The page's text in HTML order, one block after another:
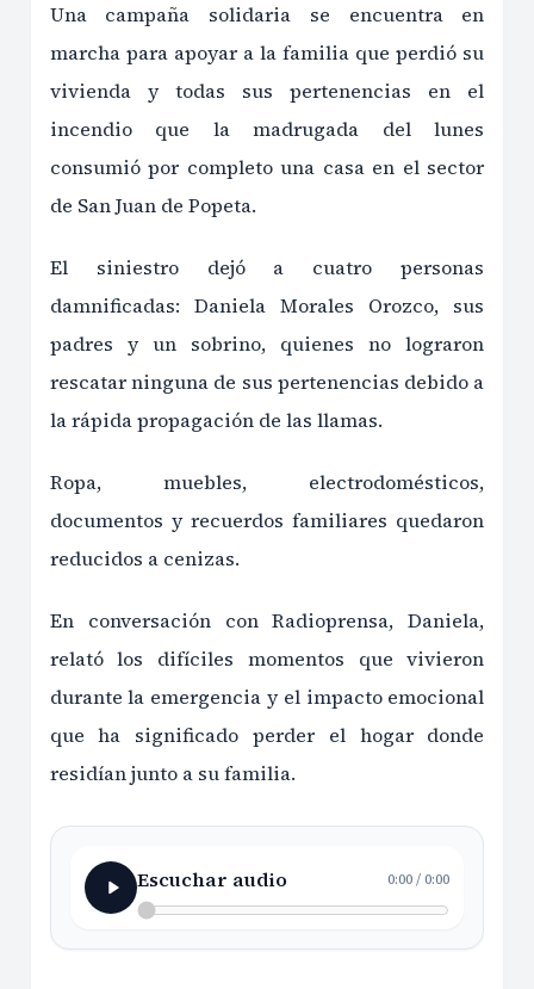
Una campaña solidaria se encuentra en
marcha para apoyar a la familia que perdió su
vivienda y todas sus pertenencias en el
incendio que la madrugada del lunes
consumió por completo una casa en el sector
de San Juan de Popeta.
El siniestro dejó a cuatro personas
damnificadas: Daniela Morales Orozco, sus
padres y un sobrino, quienes no lograron
rescatar ninguna de sus pertenencias debido a
la rápida propagación de las llamas.
Ropa, muebles, electrodomésticos,
documentos y recuerdos familiares quedaron
reducidos a cenizas.
En conversación con Radioprensa, Daniela,
relató los difíciles momentos que vivieron
durante la emergencia y el impacto emocional
que ha significado perder el hogar donde
residían junto a su familia.
Escuchar audio 0:00/0:00